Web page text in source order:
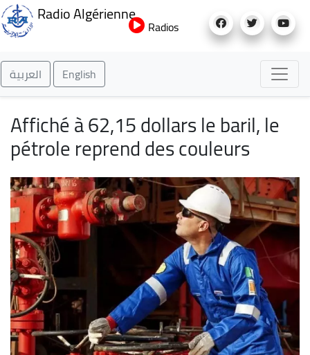
au
Radio Algérienne
Radios
العربية English
Affiché à 62,15 dollars le baril, le
pétrole reprend des couleurs